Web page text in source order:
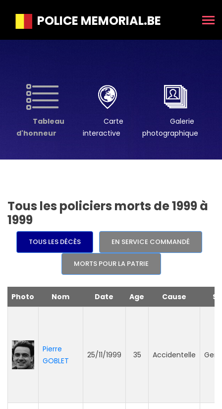
POLICE MEMORIAL.BE
Tableau
d'honneur
Carte
interactive
Galerie
photographique
Tous les policiers morts de 1999 à
1999
TOUS LES DÉCÈS EN SERVICE COMMANDÉ
MORTS POUR LA PATRIE
Photo Nom Date Age Cause
Pierre
GOBLET
25/11/1999 35 Accidentelle